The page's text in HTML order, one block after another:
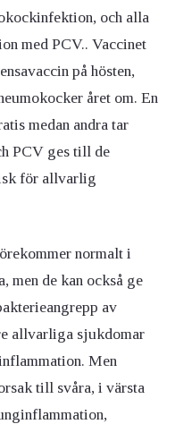
och alla
med PCV.. Vaccinet
på hösten,
året om. En
medan andra tar
PCV ges till de
för allvarlig
normalt i
men de kan också ge
av
allvarliga sjukdomar
Men
till svåra, i värsta